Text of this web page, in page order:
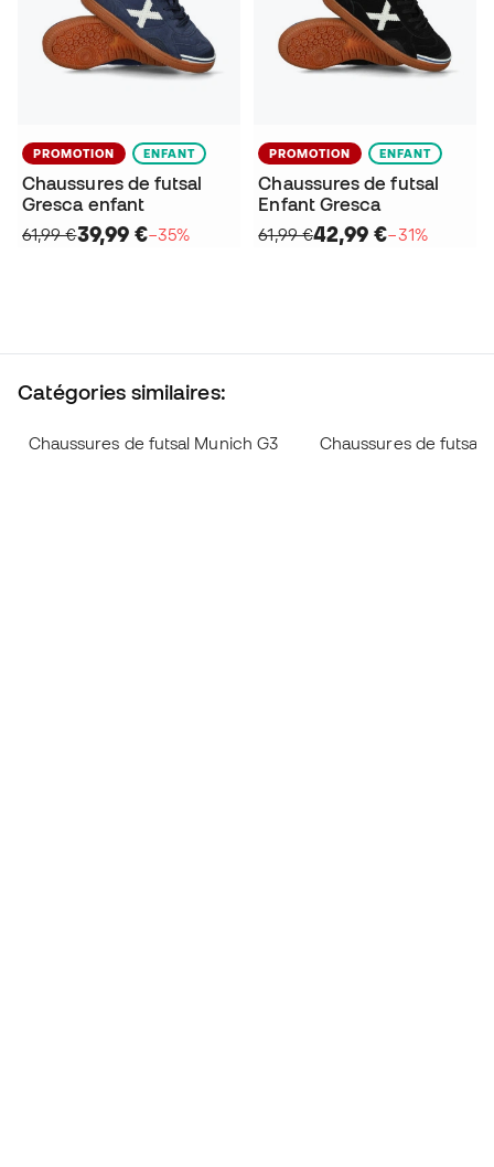
PROMOTION ENFANT
Chaussures de futsal
Gresca enfant
61,99 €39,99 €−35%
PROMOTION ENFANT
Chaussures de futsal
Enfant Gresca
61,99 €42,99 €−31%
Catégories similaires:
Chaussures de futsal Munich G3 Chaussures de futsal